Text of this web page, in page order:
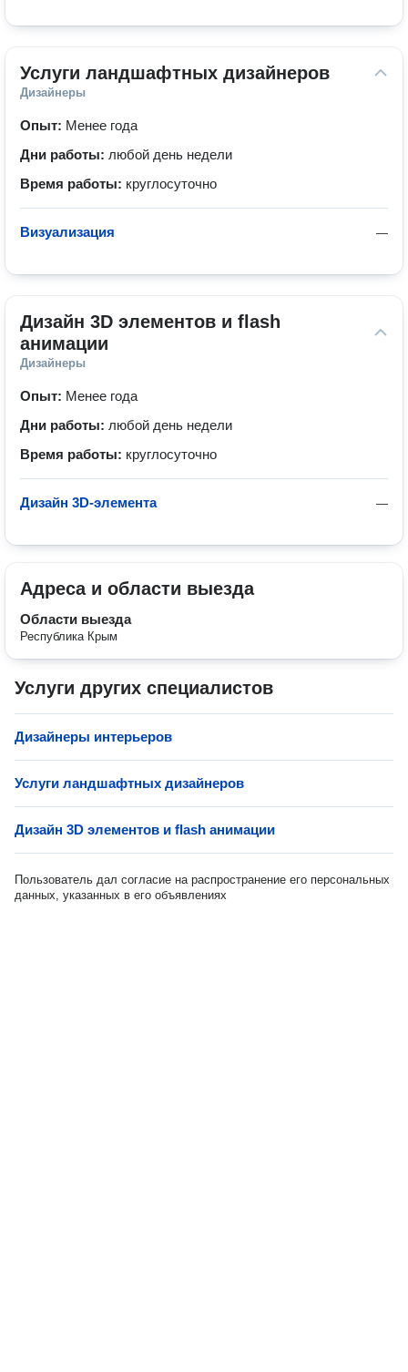
Услуги ландшафтных дизайнеров
Дизайнеры
Опыт: Менее года
Дни работы: любой день недели
Время работы: круглосуточно
—
Визуализация
Дизайн 3D элементов и flash
анимации
Дизайнеры
Опыт: Менее года
Дни работы: любой день недели
Время работы: круглосуточно
—
Дизайн 3D-элемента
Адреса и области выезда
Области выезда
Республика Крым
Услуги других специалистов
Дизайнеры интерьеров
Услуги ландшафтных дизайнеров
Дизайн 3D элементов и flash анимации
Пользователь дал согласие на распространение его персональных
данных, указанных в его объявлениях